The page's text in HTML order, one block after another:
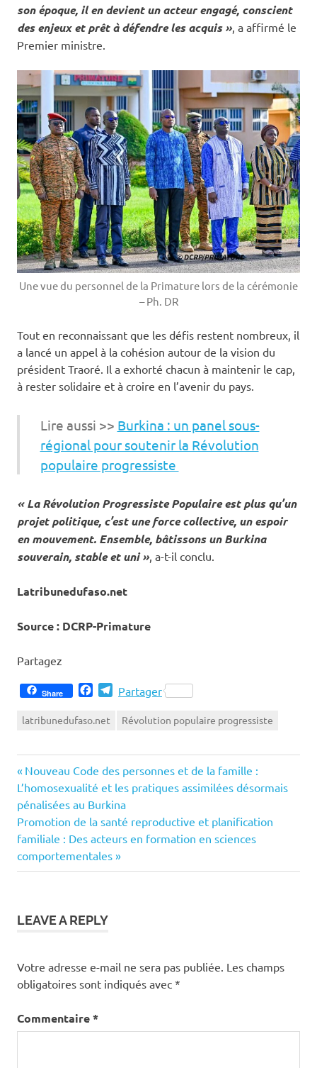
son époque, il en devient un acteur engagé, conscient
des enjeux et prêt à défendre les acquis » , a affirmé le
Premier ministre.
Une vue du personnel de la Primature lors de la cérémonie
– Ph. DR
Tout en reconnaissant que les défis restent nombreux, il
a lancé un appel à la cohésion autour de la vision du
président Traoré. Il a exhorté chacun à maintenir le cap,
à rester solidaire et à croire en l’avenir du pays.
Lire aussi >> Burkina : un panel sous-
régional pour soutenir la Révolution
populaire progressiste
« La Révolution Progressiste Populaire est plus qu’un
projet politique, c’est une force collective, un espoir
en mouvement. Ensemble, bâtissons un Burkina
souverain, stable et uni », a-t-il conclu.
Latribunedufaso.net
Source : DCRP-Primature
Partagez
Share FacebookTelegram
Partager
latribunedufaso.net Révolution populaire progressiste
Navigation
de
l’article
Previous
Post:
Nouveau Code des personnes et de la famille :
L’homosexualité et les pratiques assimilées désormais
pénalisées au Burkina
Next
Post:
Promotion de la santé reproductive et planification
familiale : Des acteurs en formation en sciences
comportementales
LEAVE A REPLY
Votre adresse e-mail ne sera pas publiée. Les champs
obligatoires sont indiqués avec *
Commentaire*